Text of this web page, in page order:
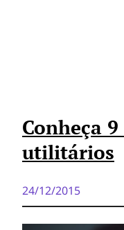
Conheça
utilitários
24/12/2015